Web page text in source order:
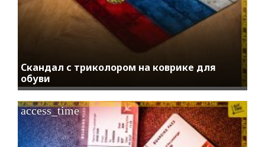
Скандал с триколором на коврике для
обуви
access_time